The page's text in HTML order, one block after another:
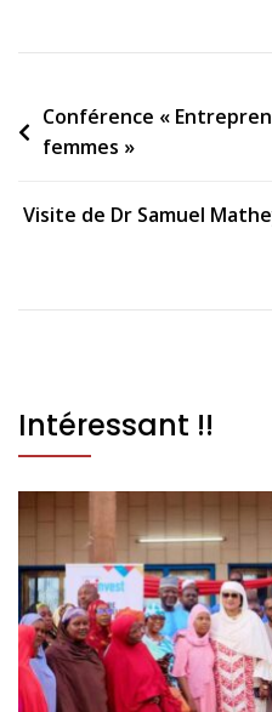
Conférence «
femmes »
Visite de Dr Samuel
Intéressant !!